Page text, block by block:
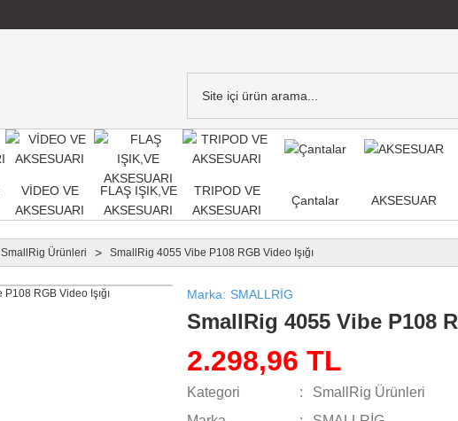
VİDEO VE
AKSESUARI
FLAŞ IŞIK,VE
AKSESUARI
TRIPOD VE
AKSESUARI
Çantalar AKSESUAR
SmallRig Ürünleri SmallRig 4055 Vibe P108 RGB Video Işığı
Marka SMALLRİG
SmallRig 4055 Vibe P108
2.298,96 TL
Kategori
SmallRig Ürünleri